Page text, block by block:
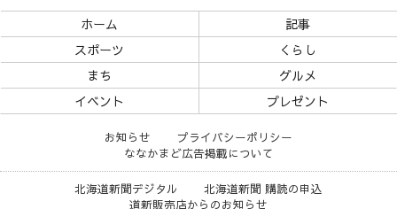
ホーム
記事
スポーツ
くらし
まち
グルメ
イベント
プレゼント
お知らせ
プライバシーポリシー
ななかまど広告掲載について
北海道新聞デジタル
北海道新聞 購読の申込
道新販売店からのお知らせ